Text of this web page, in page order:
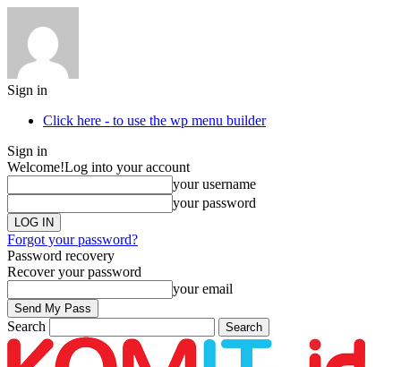
Sign in
Click here - to use the wp menu builder
Sign in
Welcome!Log into your account
your username
your password
Forgot your password?
Password recovery
Recover your password
your email
Search